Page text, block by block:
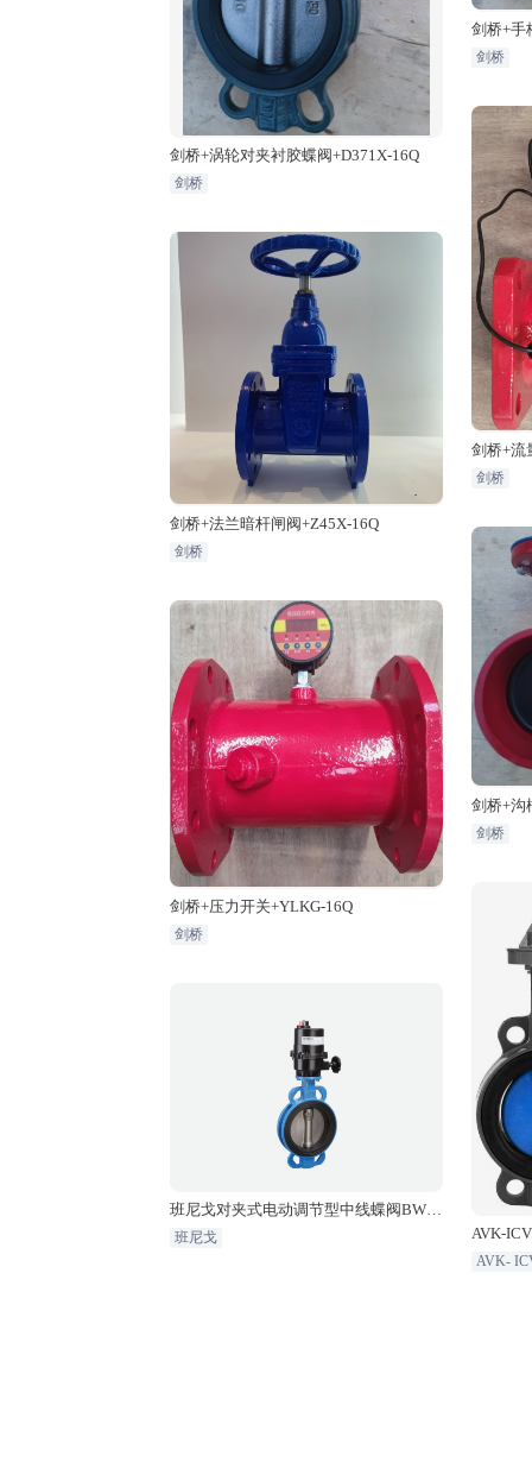
剑桥+涡轮对夹衬胶蝶阀+D371X-16Q
剑桥
剑桥+法兰暗杆闸阀+Z45X-16Q
剑桥
剑桥+压力开关+YLKG-16Q
剑桥
班尼戈对夹式电动调节型中线蝶阀BWA
X
班尼戈
剑桥+手
剑桥
剑桥+流
剑桥
剑桥+沟
剑桥
AVK-
AVK-